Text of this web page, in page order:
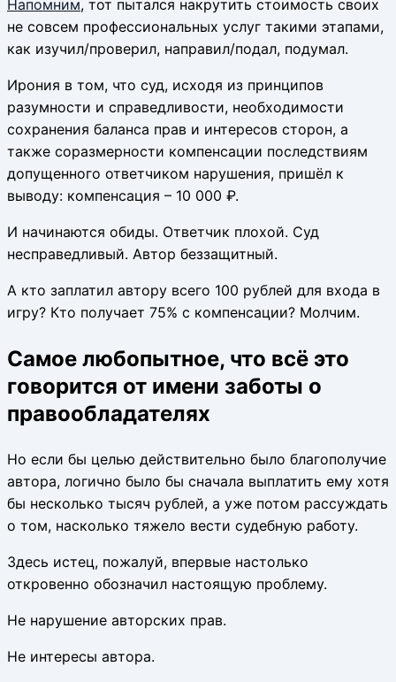
Напомним, тот пытался накрутить стоимость своих
не совсем профессиональных услуг такими этапами,
как изучил/проверил, направил/подал, подумал.
Ирония в том, что суд, исходя из принципов
разумности и справедливости, необходимости
сохранения баланса прав и интересов сторон, а
также соразмерности компенсации последствиям
допущенного ответчиком нарушения, пришёл к
выводу: компенсация – 10 000 ₽.
И начинаются обиды. Ответчик плохой. Суд
несправедливый. Автор беззащитный.
А кто заплатил автору всего 100 рублей для входа в
игру? Кто получает 75% с компенсации? Молчим.
Самое любопытное, что всё это
говорится от имени заботы о
правообладателях
Но если бы целью действительно было благополучие
автора, логично было бы сначала выплатить ему хотя
бы несколько тысяч рублей, а уже потом рассуждать
о том, насколько тяжело вести судебную работу.
Здесь истец, пожалуй, впервые настолько
откровенно обозначил настоящую проблему.
Не нарушение авторских прав.
Не интересы автора.